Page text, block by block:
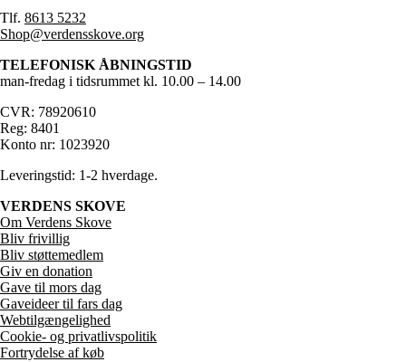
Tlf. 8613 5232
Shop@verdensskove.org
TELEFONISK ÅBNINGSTID
man-fredag i tidsrummet kl. 10.00 – 14.00
CVR: 78920610
Reg: 8401
Konto nr: 1023920
Leveringstid: 1-2 hverdage.
VERDENS SKOVE
Om Verdens Skove
Bliv frivillig
Bliv støttemedlem
Giv en donation
Gave til mors dag
Gaveideer til fars dag
Webtilgængelighed
Cookie- og privatlivspolitik
Fortrydelse af køb